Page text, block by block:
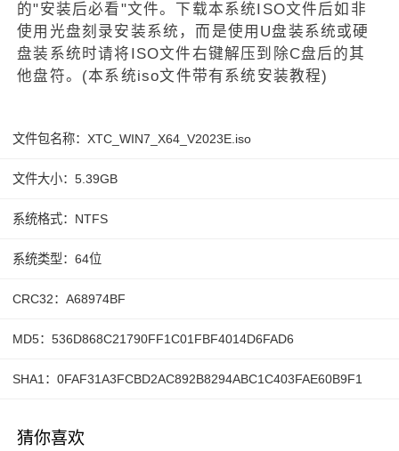
的"安装后必看"文件。下载本系统ISO文件后如非
使用光盘刻录安装系统，而是使用U盘装系统或硬
盘装系统时请将ISO文件右键解压到除C盘后的其
他盘符。(本系统iso文件带有系统安装教程)
文件包名称：XTC_WIN7_X64_V2023E.iso
文件大小：5.39GB
系统格式：NTFS
系统类型：64位
CRC32：A68974BF
MD5：536D868C21790FF1C01FBF4014D6FAD6
SHA1：0FAF31A3FCBD2AC892B8294ABC1C403FAE60B9F1
猜你喜欢